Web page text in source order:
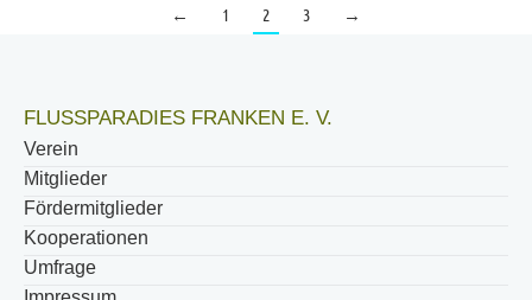
← 1 2 3 →
FLUSSPARADIES FRANKEN E. V.
Verein
Mitglieder
Fördermitglieder
Kooperationen
Umfrage